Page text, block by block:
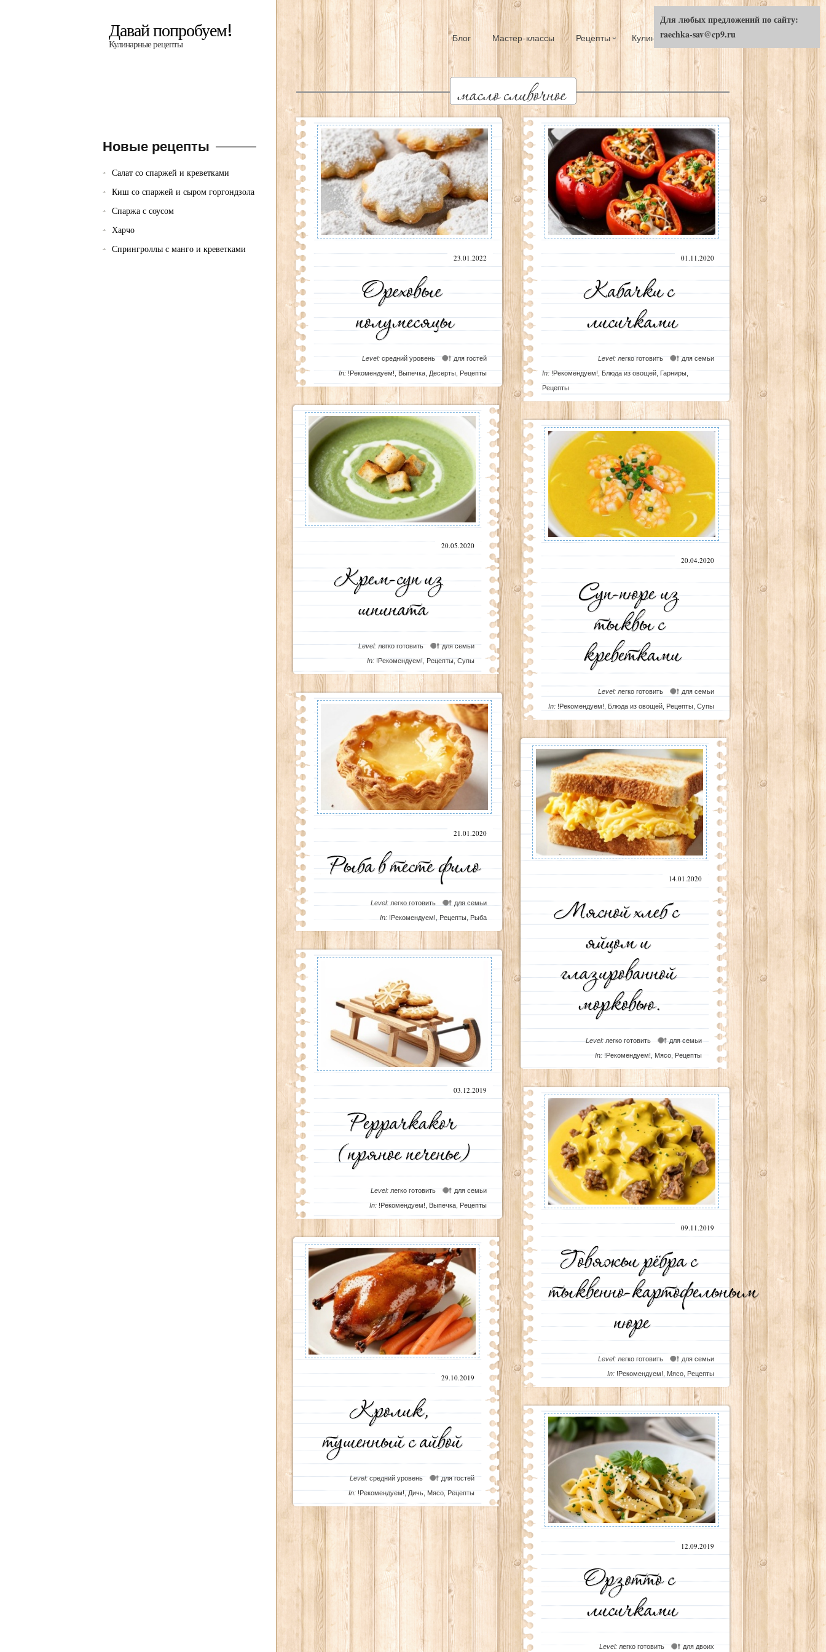
Давай попробуем!
Кулинарные рецепты
Блог Мастер-классы Рецепты Кулинарный ликбез
23.01.2022
для гостей
Level: средний уровень
In: !Рекомендуем! Выпечка Десерты Рецепты
01.11.2020
для семьи
Level: легко готовить
In: !Рекомендуем! Блюда из овощей Гарниры
Рецепты
20.05.2020
для семьи
Level: легко готовить
In: !Рекомендуем! Рецепты Супы
20.04.2020
для семьи
Level: легко готовить
In: !Рекомендуем! Блюда из овощей Рецепты Супы
21.01.2020
для семьи
Level: легко готовить
In: !Рекомендуем!,Рецепты,Рыба
14.01.2020
для семьи
Level: легко готовить
In: !Рекомендуем! Мясо,Рецепты
03.12.2019
для семьи
Level: легко готовить
In: !Рекомендуем! Выпечка Рецепты
09.11.2019
для семьи
Level: легко готовить
In: !Рекомендуем! Мясо Рецепты
29.10.2019
для гостей
Level: средний уровень
In: !Рекомендуем! Дичь Мясо Рецепты
12.09.2019
для двоих
Level: легко готовить
Новые рецепты
Салат со спаржей и креветками
Киш со спаржей и сыром горгондзола
Спаржа с соусом
Харчо
Спрингроллы с манго и креветками
Для любых предложений по сайту:
raechka-sav@cp9.ru